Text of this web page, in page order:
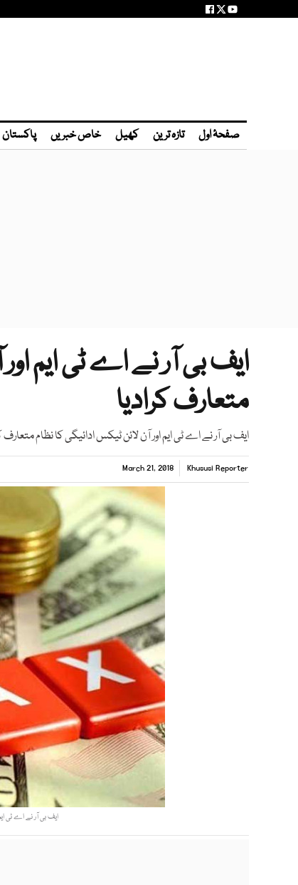
صفحۂ اول تازہ ترین کھیل خاص خبریں پاکستان
ایف بی آر نے اے ٹی ایم
متعارف کرادیا
ایف بی آر نے اے ٹی ایم اور آن لائن ٹیکس ادائیگی کا نظام متعارف
Khususi Reporter
March 21, 2018
ایف بی آر نے اے ٹی